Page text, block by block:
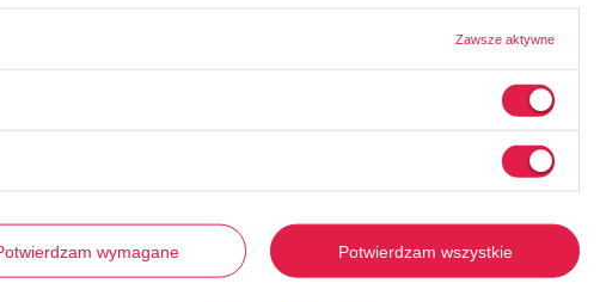
-67%
Zawsze aktywne
wymagane Potwierdzam wszystkie